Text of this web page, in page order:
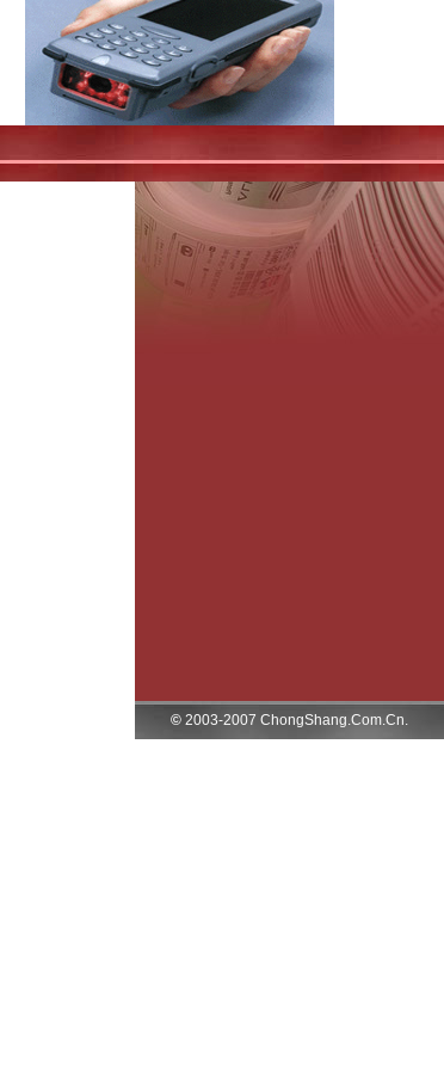
© 2003-2007 ChongShang.Com.Cn.